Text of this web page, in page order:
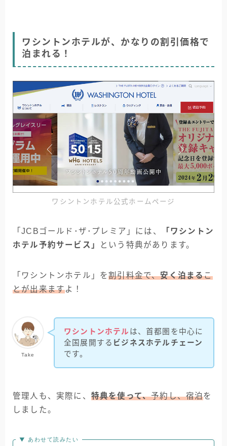
ワシントンホテルが、かなりの割引価格で
泊まれる！
ワシントンホテル公式ホームページ
「JCBゴールド･ザ･プレミア」には、
「ワシントン
ホテル予約サービス」
という特典があります。
「ワシントンホテル」を割引料金で、安く泊まるこ
とが出来ますよ！
Take
ワシントンホテル は、首都圏を中心に
全国展開する ビジネスホテルチェーン
です。
管理人も、実際に、 特典を使って、予約し、宿泊を
しました。
▼ あわせて読みたい